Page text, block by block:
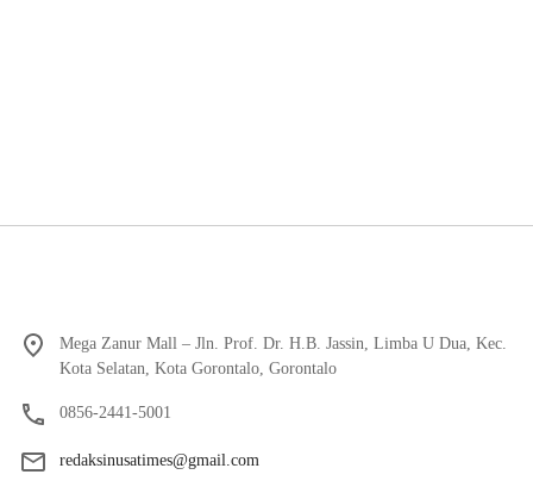
Mega Zanur Mall – Jln. Prof. Dr. H.B. Jassin, Limba U Dua, Kec.
Kota Selatan, Kota Gorontalo, Gorontalo
0856-2441-5001
redaksinusatimes@gmail.com